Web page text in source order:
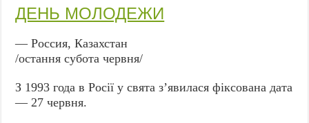
ДЕНЬ МОЛОДЕЖИ
— Россия, Казахстан
/остання субота червня/
З 1993 года в Росії у свята з’явилася фіксована дата
— 27 червня.